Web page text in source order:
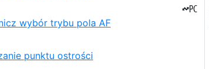
wybór trybu pola AF
punktu ostrości
K